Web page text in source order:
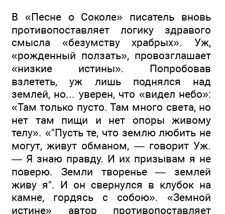
В «Песне о Соколе» писатель вновь
противопоставляет логику здравого
смысла «безумству храбрых». Уж,
«рожденный ползать», провозглашает
«низкие истины». Попробовав
взлететь, уж лишь поднялся над
землей, но... уверен, что «видел небо»:
«Там только пусто. Там много света, но
нет там пищи и нет опоры живому
телу». «"Пусть те, что землю любить не
могут, живут обманом, — говорит Уж.
— Я знаю правду. И их призывам я не
поверю. Земли творенье — землей
живу я". И он свернулся в клубок на
камне, гордясь с собою». «Земной
истине» автор противопоставляет